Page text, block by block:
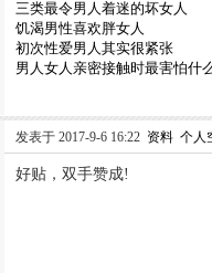
三类最令男人着迷的坏女人
饥渴男性喜欢胖女人
初次性爱男人其实很紧张
男人女人亲密接触时最害怕什
发表于 2017-9-6 16:22 资料 个人
好贴，双手赞成!